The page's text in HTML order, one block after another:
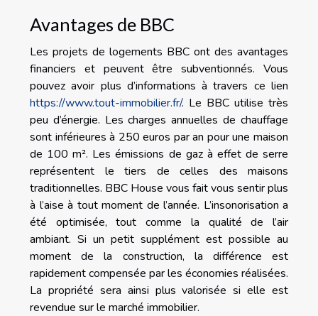
Avantages de BBC
Les projets de logements BBC ont des avantages
financiers et peuvent être subventionnés. Vous
pouvez avoir plus d’informations à travers ce lien
https://www.tout-immobilier.fr/. Le BBC utilise très
peu d’énergie. Les charges annuelles de chauffage
sont inférieures à 250 euros par an pour une maison
de 100 m². Les émissions de gaz à effet de serre
représentent le tiers de celles des maisons
traditionnelles. BBC House vous fait vous sentir plus
à l’aise à tout moment de l’année. L’insonorisation a
été optimisée, tout comme la qualité de l’air
ambiant. Si un petit supplément est possible au
moment de la construction, la différence est
rapidement compensée par les économies réalisées.
La propriété sera ainsi plus valorisée si elle est
revendue sur le marché immobilier.